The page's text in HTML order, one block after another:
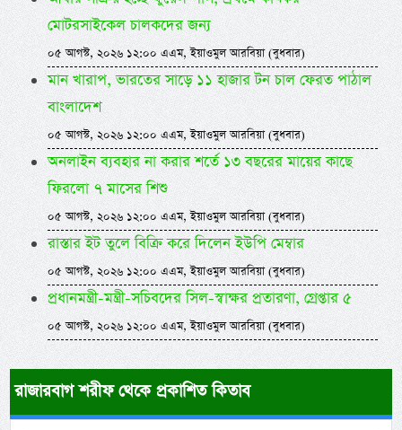
মোটরসাইকেল চালকদের জন্য
০৫ আগস্ট, ২০২৬ ১২:০০ এএম, ইয়াওমুল আরবিয়া (বুধবার)
মান খারাপ, ভারতের সাড়ে ১১ হাজার টন চাল ফেরত পাঠাল
বাংলাদেশ
০৫ আগস্ট, ২০২৬ ১২:০০ এএম, ইয়াওমুল আরবিয়া (বুধবার)
অনলাইন ব্যবহার না করার শর্তে ১৩ বছরের মায়ের কাছে
ফিরলো ৭ মাসের শিশু
০৫ আগস্ট, ২০২৬ ১২:০০ এএম, ইয়াওমুল আরবিয়া (বুধবার)
রাস্তার ইট তুলে বিক্রি করে দিলেন ইউপি মেম্বার
০৫ আগস্ট, ২০২৬ ১২:০০ এএম, ইয়াওমুল আরবিয়া (বুধবার)
প্রধানমন্ত্রী-মন্ত্রী-সচিবদের সিল-স্বাক্ষর প্রতারণা, গ্রেপ্তার ৫
০৫ আগস্ট, ২০২৬ ১২:০০ এএম, ইয়াওমুল আরবিয়া (বুধবার)
রাজারবাগ শরীফ থেকে প্রকাশিত কিতাব